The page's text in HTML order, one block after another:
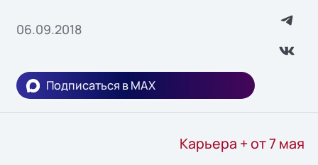
06.09.2018
Подписаться в MAX
Карьера + от 7 мая